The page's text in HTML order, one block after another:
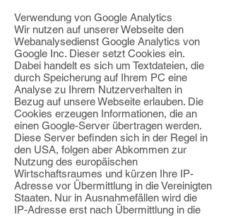
Verwendung von Google Analytics
Wir nutzen auf unserer Webseite den
Webanalysedienst Google Analytics von
Google Inc. Dieser setzt Cookies ein.
Dabei handelt es sich um Textdateien, die
durch Speicherung auf Ihrem PC eine
Analyse zu Ihrem Nutzerverhalten in
Bezug auf unsere Webseite erlauben. Die
Cookies erzeugen Informationen, die an
einen Google-Server übertragen werden.
Diese Server befinden sich in der Regel in
den USA, folgen aber Abkommen zur
Nutzung des europäischen
Wirtschaftsraumes und kürzen Ihre IP-
Adresse vor Übermittlung in die Vereinigten
Staaten. Nur in Ausnahmefällen wird die
IP-Adresse erst nach Übermittlung in die